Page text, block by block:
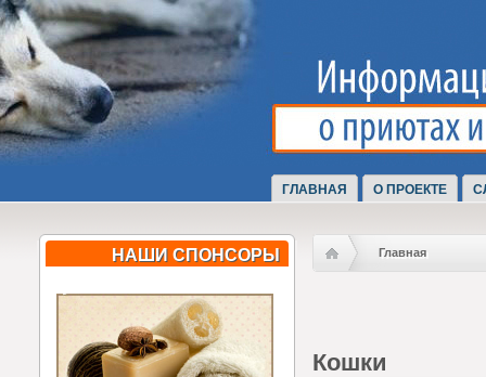
ГЛАВНАЯ О ПРОЕКТЕ
НАШИ СПОНСОРЫ Главная
Кошки